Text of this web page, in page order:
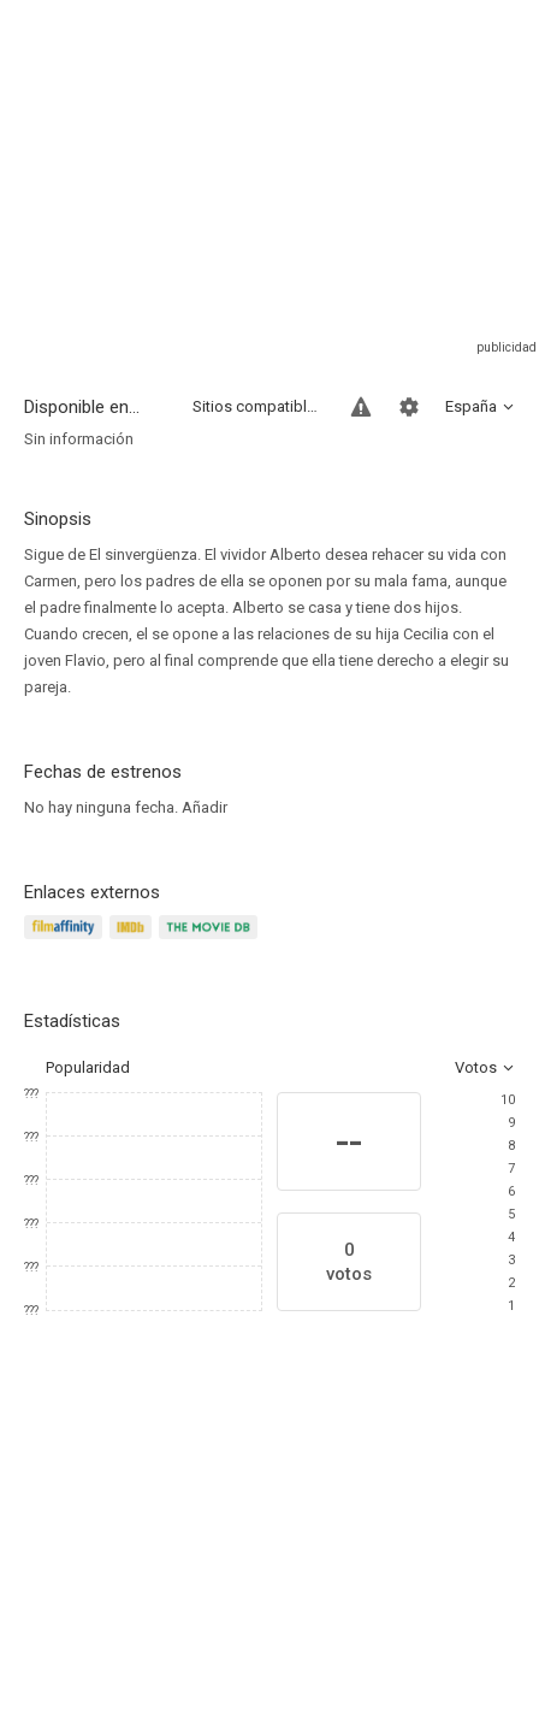
Disponible en... España
Sitios compatibles
Sin información
Sinopsis
Sigue de El sinvergüenza. El vividor Alberto desea rehacer su vida con
Carmen, pero los padres de ella se oponen por su mala fama, aunque
el padre finalmente lo acepta. Alberto se casa y tiene dos hijos.
Cuando crecen, el se opone a las relaciones de su hija Cecilia con el
joven Flavio, pero al final comprende que ella tiene derecho a elegir su
pareja.
Fechas de estrenos
No hay ninguna fecha. Añadir
Enlaces externos
Estadísticas
Popularidad Votos
???
???
???
???
???
???
--
0
votos
10
9
8
7
6
5
4
3
2
1